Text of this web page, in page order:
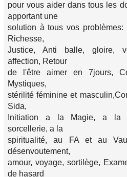
pour vous aider dans tous les
apportant une
solution à tous vos problèmes:
Richesse,
Justice, Anti balle, gloire,
affection, Retour
de l'être aimer en 7jours,
Mystiques,
stérilité féminine et
Sida,
Initiation a la Magie, a la
sorcellerie, a la
spiritualité, au FA et au
désenvoutement,
amour, voyage, sortilège,
de hasard